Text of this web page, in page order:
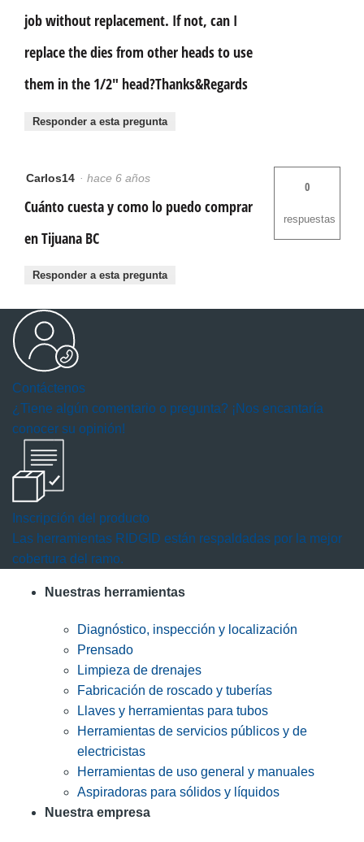
job without replacement. If not, can I
replace the dies from other heads to use
them in the 1/2" head?Thanks&Regards
Responder a esta pregunta
Carlos14 · hace 6 años
Cuánto cuesta y como lo puedo comprar
en Tijuana BC
0
respuestas
Responder a esta pregunta
Contáctenos
¿Tiene algún comentario o pregunta? ¡Nos encantaría
conocer su opinión!
Inscripción del producto
Las herramientas RIDGID están respaldadas por la mejor
cobertura del ramo.
Nuestras herramientas
Diagnóstico, inspección y localización
Prensado
Limpieza de drenajes
Fabricación de roscado y tuberías
Llaves y herramientas para tubos
Herramientas de servicios públicos y de
electricistas
Herramientas de uso general y manuales
Aspiradoras para sólidos y líquidos
Nuestra empresa